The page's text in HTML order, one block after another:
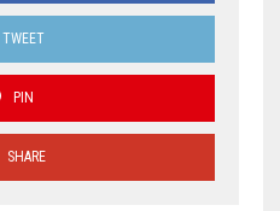
TWEET
PIN
SHARE